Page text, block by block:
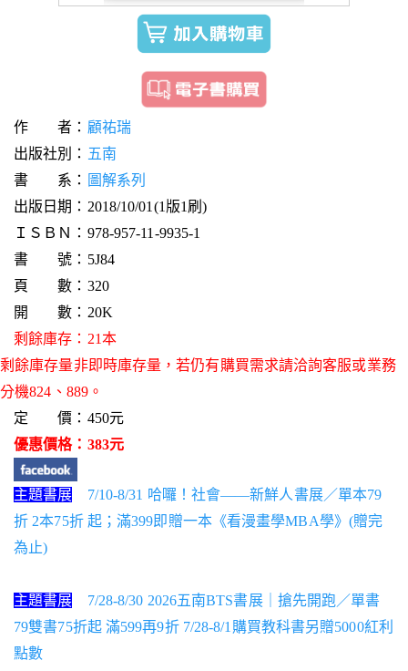
作 者： 顧祐瑞
出版社別： 五南
書 系： 圖解系列
出版日期：2018/10/01(1版1刷)
ＩＳＢＮ：978-957-11-9935-1
書 號：5J84
頁 數：320
開 數：20K
剩餘庫存：21本
剩餘庫存量非即時庫存量，若仍有購買需求請洽詢客服或業務
分機824、889。
定 價：450元
優惠價格：383元
主題書展
7/10-8/31 哈囉！社會——新鮮人書展／單本79
折 2本75折 起；滿399即贈一本《看漫畫學MBA學》(贈完
為止)
主題書展
7/28-8/30 2026五南BTS書展｜搶先開跑／單書
79雙書75折起 滿599再9折 7/28-8/1購買教科書另贈5000紅利
點數